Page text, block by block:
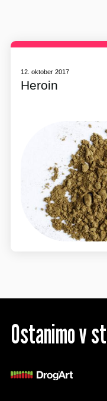
12. oktober 2017
Heroin
Ostanimo v